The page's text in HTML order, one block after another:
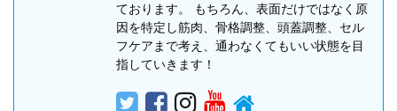
ております。 もちろん、表面だけではなく原
因を特定し筋肉、骨格調整、頭蓋調整、セル
フケアまで考え、通わなくてもいい状態を目
指していきます！